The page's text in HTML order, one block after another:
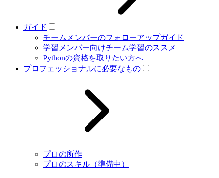
ガイド
チームメンバーのフォローアップガイド
学習メンバー向けチーム学習のススメ
Pythonの資格を取りたい方へ
プロフェッショナルに必要なもの
プロの所作
プロのスキル（準備中）